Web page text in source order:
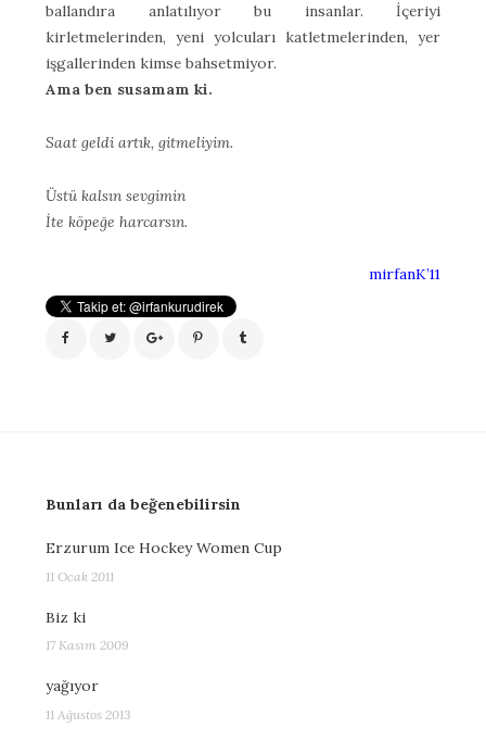
ballandıra anlatılıyor bu insanlar. İçeriyi
kirletmelerinden, yeni yolcuları katletmelerinden, yer
işgallerinden kimse bahsetmiyor.
Ama ben susamam ki.
Saat geldi artık, gitmeliyim.
Üstü kalsın sevgimin
İte köpeğe harcarsın.
mirfanK’11
Bunları da beğenebilirsin
Erzurum Ice Hockey Women Cup
11 Ocak 2011
Biz ki
17 Kasım 2009
yağıyor
11 Ağustos 2013